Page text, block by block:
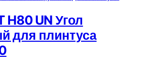
H80 UN Угол
для плинтуса